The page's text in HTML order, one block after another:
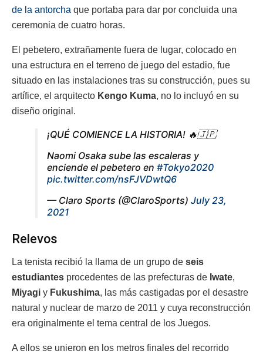
de la antorcha que portaba para dar por concluida una
ceremonia de cuatro horas.
El pebetero, extrañamente fuera de lugar, colocado en
una estructura en el terreno de juego del estadio, fue
situado en las instalaciones tras su construcción, pues su
artífice, el arquitecto Kengo Kuma, no lo incluyó en su
diseño original.
¡QUÉ COMIENCE LA HISTORIA! 🔥🇯🇵
Naomi Osaka sube las escaleras y
enciende el pebetero en #Tokyo2020
pic.twitter.com/nsFJVDwtQ6
— Claro Sports (@ClaroSports) July 23,
2021
Relevos
La tenista recibió la llama de un grupo de seis
estudiantes procedentes de las prefecturas de Iwate,
Miyagi y Fukushima, las más castigadas por el desastre
natural y nuclear de marzo de 2011 y cuya reconstrucción
era originalmente el tema central de los Juegos.
A ellos se unieron en los metros finales del recorrido